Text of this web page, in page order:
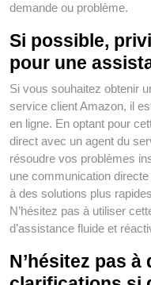
demande ou problème.
Si possible,
pour une
Si vous souhaitez obtenir
service client Amazon, il
en ligne. En optant pour
direct avec un agent du
résoudre vos problèmes
une communication
à des solutions plus
N’hésitez pas à utiliser
d’assistance fluide et
N’hésitez pas à